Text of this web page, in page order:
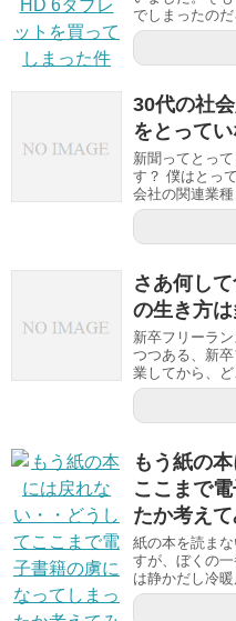
でしまったの
30代の社
をとって
新聞ってとっ
す？ 僕はとっ
会社の関連業
さあ何し
の生き方
新卒フリーラ
つつある、新
業してから、
もう紙の
ここまで
たか考え
紙の本を読ま
すが、ぼくの
は静かだし冷